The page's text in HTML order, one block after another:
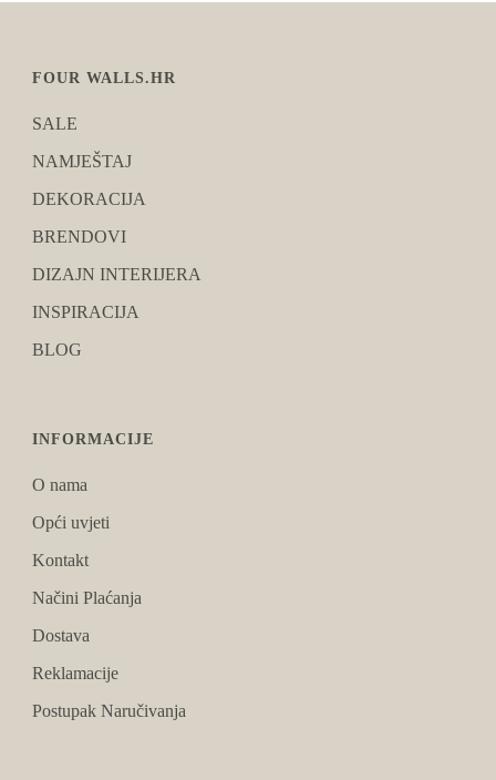
FOUR WALLS.HR
SALE
NAMJEŠTAJ
DEKORACIJA
BRENDOVI
DIZAJN INTERIJERA
INSPIRACIJA
BLOG
INFORMACIJE
O nama
Opći uvjeti
Kontakt
Načini Plaćanja
Dostava
Reklamacije
Postupak Naručivanja